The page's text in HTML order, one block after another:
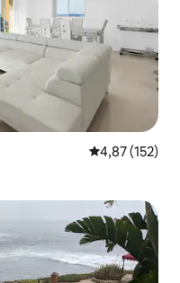
Средна
4,87 (152)